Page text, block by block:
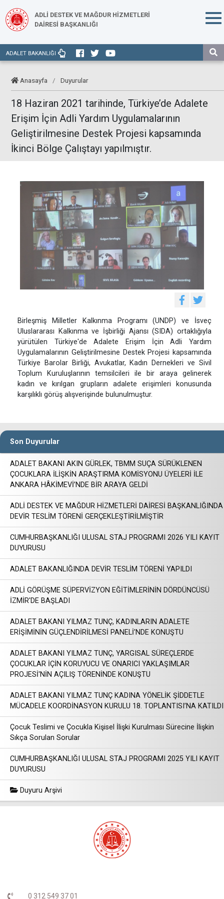
ADLİ DESTEK VE MAĞDUR HİZMETLERİ
DAİRESİ BAŞKANLIĞI
ADALET BAKANLIĞI
Anasayfa / Duyurular
18 Haziran 2021 tarihinde, Türkiye’de Adalete
Erişim İçin Adli Yardım Uygulamalarının
Geliştirilmesine Destek Projesi kapsamında
İkinci Bölge Çalıştayı yapılmıştır.
Birleşmiş Milletler Kalkınma Programı (UNDP) ve İsveç
Uluslararası Kalkınma ve İşbirliği Ajansı (SIDA) ortaklığıyla
yürütülen Türkiye'de Adalete Erişim İçin Adli Yardım
Uygulamalarının Geliştirilmesine Destek Projesi kapsamında
Türkiye Barolar Birliği, Avukatlar, Kadın Dernekleri ve Sivil
Toplum Kuruluşlarının temsilcileri ile bir araya gelinerek
kadın ve kırılgan grupların adalete erişimleri konusunda
karşılıklı görüş alışverişinde bulunulmuştur.
Son Duyurular
ADALET BAKANI AKIN GÜRLEK, TBMM SUÇA SÜRÜKLENEN
ÇOCUKLARA İLİŞKİN ARAŞTIRMA KOMİSYONU ÜYELERİ İLE
ANKARA HÂKİMEVİ’NDE BİR ARAYA GELDİ
ADLİ DESTEK VE MAĞDUR HİZMETLERİ DAİRESİ BAŞKANLIĞINDA
DEVİR TESLİM TÖRENİ GERÇEKLEŞTİRİLMİŞTİR
CUMHURBAŞKANLIĞI ULUSAL STAJ PROGRAMI 2026 YILI KAYIT
DUYURUSU
ADALET BAKANLIĞINDA DEVİR TESLİM TÖRENİ YAPILDI
ADLİ GÖRÜŞME SÜPERVİZYON EĞİTİMLERİNİN DÖRDÜNCÜSÜ
İZMİR'DE BAŞLADI
ADALET BAKANI YILMAZ TUNÇ, KADINLARIN ADALETE
ERİŞİMİNİN GÜÇLENDİRİLMESİ PANELİ'NDE KONUŞTU
ADALET BAKANI YILMAZ TUNÇ, YARGISAL SÜREÇLERDE
ÇOCUKLAR İÇİN KORUYUCU VE ONARICI YAKLAŞIMLAR
PROJESİ'NİN AÇILIŞ TÖRENİNDE KONUŞTU
ADALET BAKANI YILMAZ TUNÇ KADINA YÖNELİK ŞİDDETLE
MÜCADELE KOORDİNASYON KURULU 18. TOPLANTISI’NA KATILDI
Çocuk Teslimi ve Çocukla Kişisel İlişki Kurulması Sürecine İlişkin
Sıkça Sorulan Sorular
CUMHURBAŞKANLIĞI ULUSAL STAJ PROGRAMI 2025 YILI KAYIT
DUYURUSU
Duyuru Arşivi
0 312 549 37 01